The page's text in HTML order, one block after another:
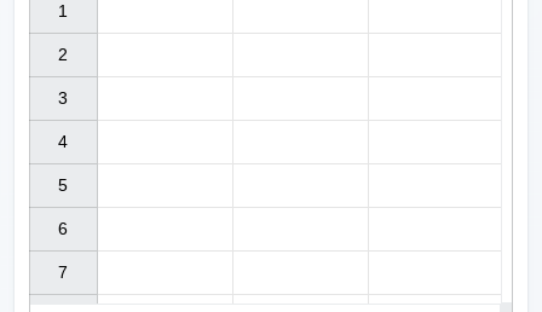
1
2
3
4
5
6
7